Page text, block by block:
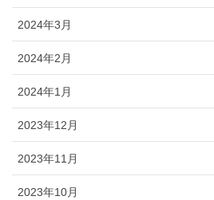
2024年3月
2024年2月
2024年1月
2023年12月
2023年11月
2023年10月